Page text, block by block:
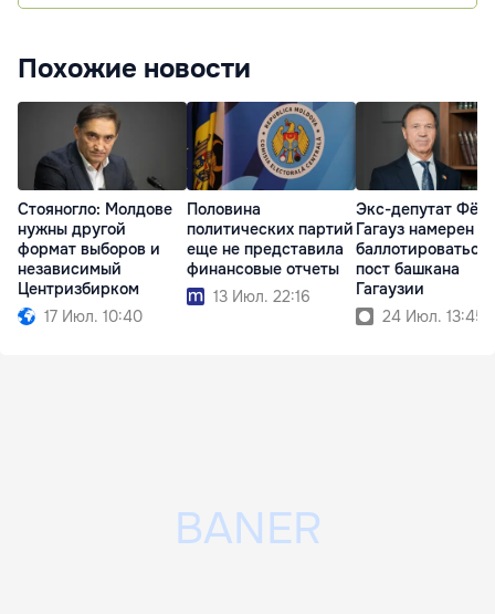
Похожие новости
Стояногло: Молдове
нужны другой
формат выборов и
независимый
Центризбирком
17 Июл. 10:40
Половина
политических партий
еще не представила
финансовые отчеты
13 Июл. 22:16
Экс-депутат
Гагауз намерен
баллотироваться
пост башкана
Гагаузии
24 Июл. 13:45